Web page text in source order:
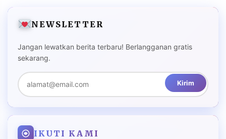
NEWSLETTER
Jangan lewatkan berita terbaru! Berlangganan gratis
sekarang.
Kirim
IKUTI KAMI